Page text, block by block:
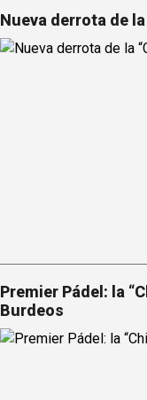
Nueva derrota de la
Premier Pádel: la
Burdeos